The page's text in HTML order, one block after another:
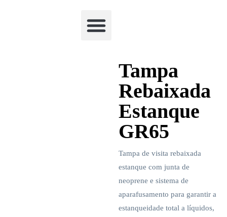
Tampa
Rebaixada
Estanque
GR65
Tampa de visita rebaixada
estanque com junta de
neoprene e sistema de
aparafusamento para garantir a
estanqueidade total a líquidos,